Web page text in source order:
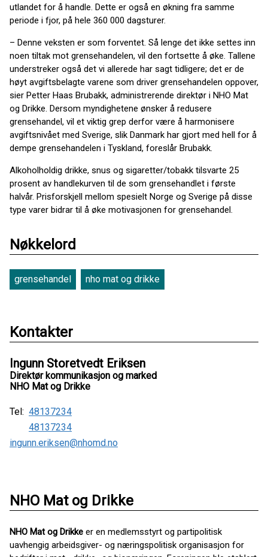
utlandet for å handle. Dette er også en økning fra samme
periode i fjor, på hele 360 000 dagsturer.
– Denne veksten er som forventet. Så lenge det ikke settes inn
noen tiltak mot grensehandelen, vil den fortsette å øke. Tallene
understreker også det vi allerede har sagt tidligere; det er de
høyt avgiftsbelagte varene som driver grensehandelen oppover,
sier Petter Haas Brubakk, administrerende direktør i NHO Mat
og Drikke. Dersom myndighetene ønsker å redusere
grensehandel, vil et viktig grep derfor være å harmonisere
avgiftsnivået med Sverige, slik Danmark har gjort med hell for å
dempe grensehandelen i Tyskland, foreslår Brubakk.
Alkoholholdig drikke, snus og sigaretter/tobakk tilsvarte 25
prosent av handlekurven til de som grensehandlet i første
halvår. Prisforskjell mellom spesielt Norge og Sverige på disse
type varer bidrar til å øke motivasjonen for grensehandel.
Nøkkelord
grensehandel nho mat og drikke
Kontakter
Ingunn Storetvedt Eriksen
Direktør kommunikasjon og marked
NHO Mat og Drikke
Tel: 48137234
48137234
ingunn.eriksen@nhomd.no
NHO Mat og Drikke
NHO Mat og Drikke er en medlemsstyrt og partipolitisk
uavhengig arbeidsgiver- og næringspolitisk organisasjon for